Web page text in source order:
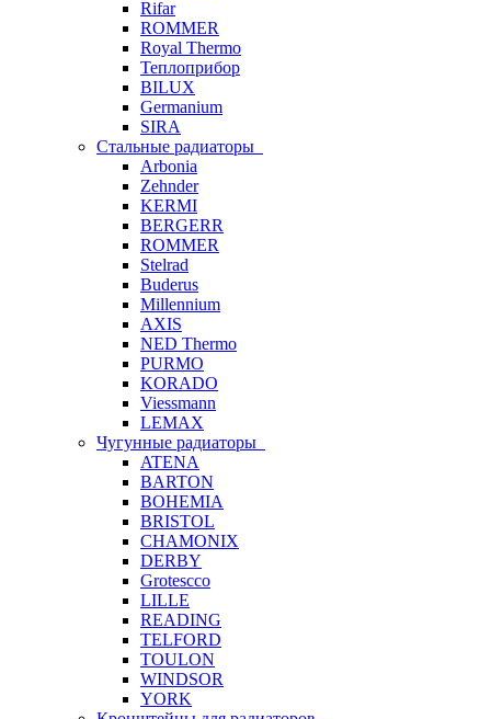
Rifar
ROMMER
Royal Thermo
Теплоприбор
BILUX
Germanium
SIRA
Стальные радиаторы
Arbonia
Zehnder
KERMI
BERGERR
ROMMER
Stelrad
Buderus
Millennium
AXIS
NED Thermo
PURMO
KORADO
Viessmann
LEMAX
Чугунные радиаторы
ATENA
BARTON
BOHEMIA
BRISTOL
CHAMONIX
DERBY
Grotescco
LILLE
READING
TELFORD
TOULON
WINDSOR
YORK